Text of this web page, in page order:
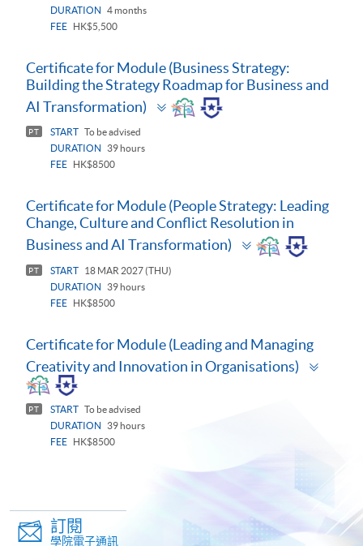
DURATION
4 months
FEE
HK$5,500
Certificate for Module (Business Strategy:
Building the Strategy Roadmap for Business and
AI Transformation)
Toggle
panel
PT START To be advised
DURATION
39 hours
FEE
HK$8500
Certificate for Module (People Strategy: Leading
Change, Culture and Conflict Resolution in
Business and AI Transformation)
Toggle
panel
PT START
18 MAR 2027 (THU)
DURATION
39 hours
FEE
HK$8500
Certificate for Module (Leading and Managing
Creativity and Innovation in Organisations)
PT START To be advised
DURATION
39 hours
FEE
HK$8500
訂閱
學院電子通訊